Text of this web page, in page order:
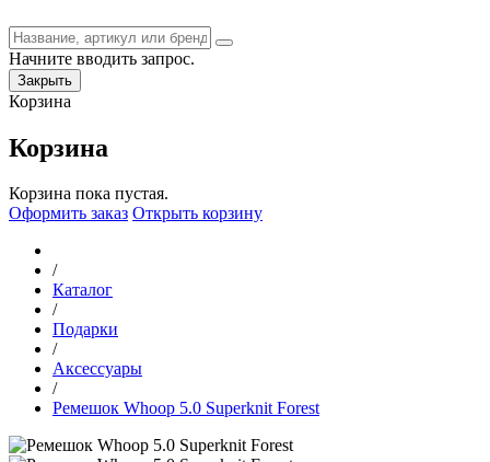
Начните вводить запрос.
Закрыть
Корзина
Корзина
Корзина пока пустая.
Оформить заказ Открыть корзину
/
Каталог
/
Подарки
/
Аксессуары
/
Ремешок Whoop 5.0 Superknit Forest